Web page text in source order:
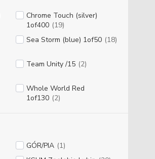
Chrome Touch (silver)
1of400 (19)
Sea Storm (blue) 1of50 (18)
Team Unity /15 (2)
Whole World Red
1of130 (2)
GÓR/PIA (1)